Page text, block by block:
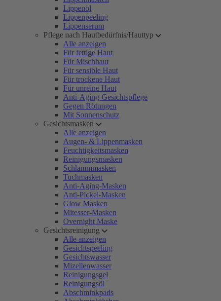
Lippenöl
Lippenpeeling
Lippenserum
Pflege nach Hautbedürfnis/Hauttyp
Alle anzeigen
Für fettige Haut
Für Mischhaut
Für sensible Haut
Für trockene Haut
Für unreine Haut
Anti-Aging-Gesichtspflege
Gegen Rötungen
Mit Sonnenschutz
Gesichtsmasken
Alle anzeigen
Augen- & Lippenmasken
Feuchtigkeitsmasken
Reinigungsmasken
Schlammmasken
Tuchmasken
Anti-Aging-Masken
Anti-Pickel-Masken
Glow Masken
Mitesser-Masken
Overnight Maske
Gesichtsreinigung
Alle anzeigen
Gesichtspeeling
Gesichtswasser
Mizellenwasser
Reinigungsgel
Reinigungsöl
Abschminkpads